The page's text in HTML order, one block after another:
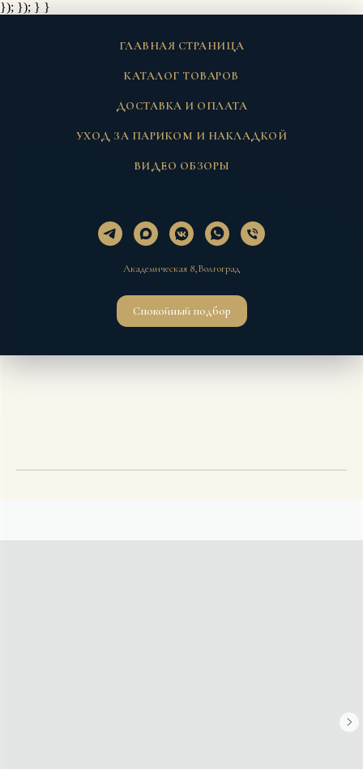
}); }); } }
ГЛАВНАЯ СТРАНИЦА
КАТАЛОГ ТОВАРОВ
ДОСТАВКА И ОПЛАТА
УХОД ЗА ПАРИКОМ И НАКЛАДКОЙ
ВИДЕО ОБЗОРЫ
Академическая 8,Волгоград
Спокойный подбор